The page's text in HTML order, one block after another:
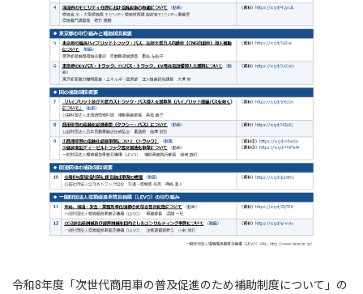
令和8年度「次世代商用車の普及促進のため補助制度について」の